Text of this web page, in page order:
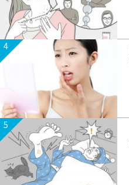
4
5